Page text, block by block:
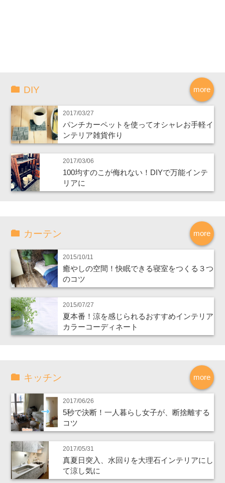
more
DIY
2017/03/27
パンチカーペットを使ってオシャレお手軽イ
ンテリア雑貨作り
2017/03/06
100均すのこが侮れない！DIYで万能インテ
リアに
more
カーテン
2015/10/11
癒やしの空間！快眠できる寝室をつくる３つ
のコツ
2015/07/27
夏本番！涼を感じられるおすすめインテリア
カラーコーディネート
more
キッチン
2017/06/26
5秒で決断！一人暮らし女子が、断捨離する
コツ
2017/05/31
真夏日突入、水回りを大理石インテリアにし
て涼し気に